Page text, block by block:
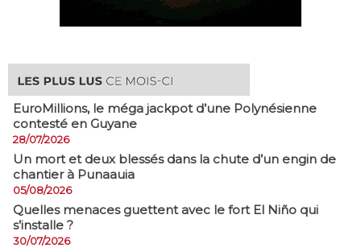
EuroMillions, ​le méga jackpot d’une Polynésienne
contesté en Guyane
28/07/2026
​Un mort et deux blessés dans la chute d’un engin de
chantier à Punaauia
05/08/2026
Quelles menaces guettent avec le fort El Niño qui
s’installe ?
30/07/2026